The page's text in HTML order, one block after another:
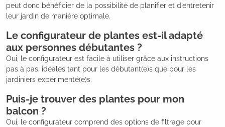
peut donc bénéficier de la possibilité de planifier et d’entretenir
leur jardin de manière optimale.
Le configurateur de plantes est-il adapté
aux personnes débutantes ?
Oui, le configurateur est facile à utiliser grâce aux instructions
pas à pas, idéales tant pour les débutant(e)s que pour les
jardiniers expérimenté(e)s.
Puis-je trouver des plantes pour mon
balcon ?
Oui, le configurateur comprend des options de filtrage pour